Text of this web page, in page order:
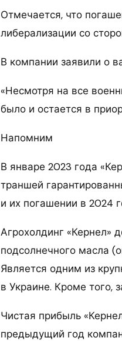
Отмечается, что
либерализации со
В компании заявили о
«Несмотря на все
было и остается в
Напомним
В январе 2023 года
траншей
и их погашении в 2024
Агрохолдинг «Кернел»
подсолнечного масла
Является одним из
в Украине. Кроме того,
Чистая прибыль
предыдущий год